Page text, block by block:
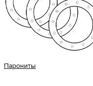
Парониты